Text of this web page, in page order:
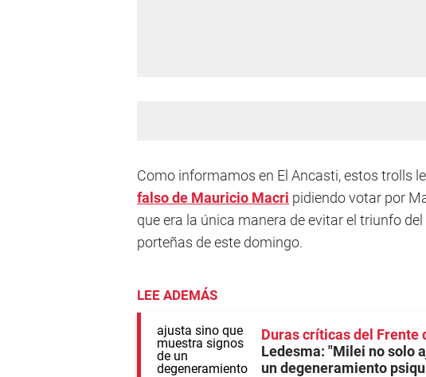
Como informamos en El Ancasti, estos trolls
falso de Mauricio Macri pidiendo votar por
que era la única manera de evitar el triunfo
porteñas de este domingo.
LEE ADEMÁS
Duras críticas del Frente
Ledesma: "Milei no solo
un degeneramiento